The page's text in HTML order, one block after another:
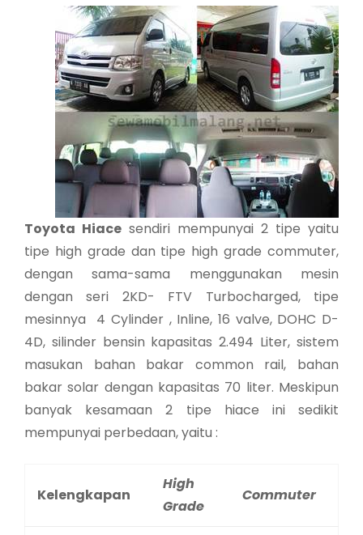
Toyota Hiace sendiri mempunyai 2 tipe yaitu
tipe high grade dan tipe high grade commuter,
dengan sama-sama menggunakan mesin
dengan seri 2KD- FTV Turbocharged, tipe
mesinnya 4 Cylinder , Inline, 16 valve, DOHC D-
4D, silinder bensin kapasitas 2.494 Liter, sistem
masukan bahan bakar common rail, bahan
bakar solar dengan kapasitas 70 liter. Meskipun
banyak kesamaan 2 tipe hiace ini sedikit
mempunyai perbedaan, yaitu :
Kelengkapan
High
Grade
Commuter